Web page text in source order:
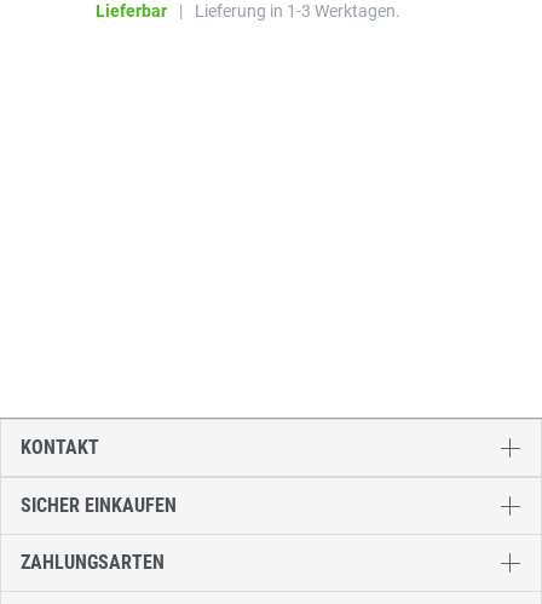
Lieferbar | Lieferung in 1-3 Werktagen.
SICHER EINKAUFEN
ZAHLUNGSARTEN
KONTAKT